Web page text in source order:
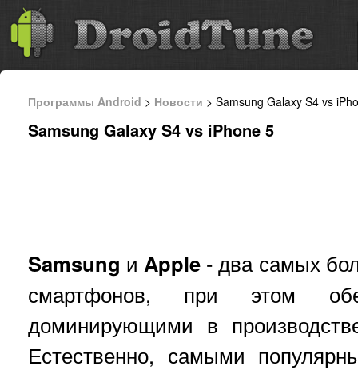
Программы Android > Новости > Samsung Galaxy S4 vs
Samsung Galaxy S4 vs iPhone 5
Samsung и Apple - два самых
смартфонов, при этом
доминирующими в
Естественно, самыми